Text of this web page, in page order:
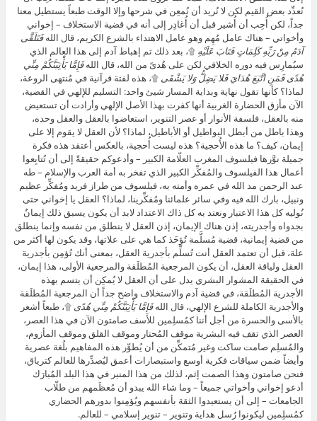
نُعدِّد بعض القيم لكن لا نُريد أن نُمعِن في شرحها وإلا الوقت طبعاً يستطيل معنا
جداً، لكن أُحِب أن أُشير قبل أن أُغادِر إلى أنه في قضية الاستخلاف – إخواني
وأخواتي – هناك عامل مُهِم وهو عامل الاهتداء بالشرع الكريم، قال اللهفَتَلَقَّى
آدَمُ مِنْ رَبِّهِ كَلِمَاتٍ فَتَابَ عَلَيْهِ ۩، بعد ذلك تم إهباط آدم إلى هذا العالم الذي
سيُمارِس فيه دوره الخلافي لكن على هُدىً من الله، قال اللهفَإِمَّا يَأْتِيَنَّكُمْ مِنِّي
هُدًى فَمَنِ اتَّبَعَ هُدَايَ فَلا يَضِلُّ وَلا يَشْقَى ۩، هذه لفتة قرآنية في مُنتهى الروعة،
لماذا؟ كأنها تقول نهاية وبداية المسار شيئ واحد: التسليم للإلهي في القضية،
الآن مأزق الحضارة الغربية أنها كفرت بهذا الأصل الإلهي وأرادت أن تستعيض
منه بالعقل، فلسفة الأنوار أو عصر التنوير، استعاضوا بالعقل والعقل وحده،
وهذا باطل من أبطل البواطيل أو الأباطيل، لماذا؟ لأن العقل لا يقوم إلا على
إيمان، كيف؟ ما هذه الأُحجية؟ هذه ليست أُحجية، بالعكس أعتقد هذه فكرة
جميلة نوَّرها فيلسوف المغرب العلّامة الكبير – وأدعوكم حقيقةً إلى أن تُتابِعوا
أعمال هذا الفيلسوف والمُفكِّر الكبير الذي تفخر به أمة العرب والإسلام – طه
عبد الرحمن مد الله في عمره وأمته به، فيلسوف من طراز فريد ومُفكِّر عظيم
ونبيل، بارك الله فيه وفي سائر علمائنا ومُفكِّرينا، لماذا؟ العقل يا إخواني حتى
نُوليه كل هذا الاعتبار ونعتد به كل ذاك الاعتداد لابد أن يكون يسبق ذلك إيمانٌ
بجدواه وأجدريته، إذن هناك الإيمان، إذن العقل لا ينطلق من نفسه وإنما ينطلق
من قضية إيمانية، قضية مُسلَّمة تُؤخَذ كما هي على علاتها، وقد يكون لها أكثر من
علة، قبل أن تعتمد العقل أنت تُسلِّم بأجدرية العقل، بمعنى أنك تُؤمِن بأجدرية
العقل ولياقة العقل، أن يكون المرجعية المُطلَقة والمرجعية الأولى، هذا إيمان،
في الحقيقة المشوار البشري يدل على أن العقل لا يُمكِن أن يتسم بهذه
الأجدرية المُطلَقة، في قضية آدم والاستخلاف واضح جداً أن المرجعية المُطلَقة
والأجدرية الكاملة للشرع الإلهي، قال اللهفَإِمَّا يَأْتِيَنَّكُمْ مِنِّي هُدًى ۩، طبعاً أشعر
بالأسى والحسرة من أجل أننا كمُسلِمين للأسف صامتون الآن في هذا العصر،
العصر الذي تقف فيه البشرية موقف المُحتار وموقف القلق وموقف المأزوم،
والمُسلِم صامت ساكت وغير مُتمكِّن من أن يُطوِّر هذه المفاهيم بلُغة عصرية
وأيضاً ضمن سياقات فكرية أوسع واستبصارات أعمق ليُصدِّرها للعالم كترياق،
فنحن صامتون وهذا الصمت إثم، لذلك من هذا المنبر في هذا البلد المُبارَك
أدعو إخواني وأخواتي جميعاً – وما شاء الله يبدو أن مُعظَمهم من طلّاب
الجامعات – إلى أن يستعيدوا الثقة بأنفسهم ويُؤمِنوا بدورهم الحضاري
كمُسلِمين ليكونوا رُسل هداية وتنوير – تنوير إسلامي – للعالم.